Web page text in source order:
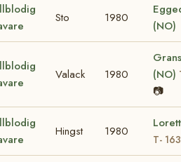
Sto 1980
(NO)
Valack 1980
(NO)
📷
Hingst 1980
T-